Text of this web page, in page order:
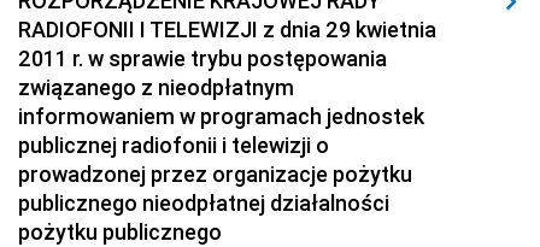
RADIOFONII I TELEWIZJI z dnia 29 kwietnia
2011 r. w sprawie trybu postępowania
związanego z nieodpłatnym
informowaniem w programach jednostek
publicznej radiofonii i telewizji o
prowadzonej przez organizacje pożytku
publicznego nieodpłatnej działalności
pożytku publicznego